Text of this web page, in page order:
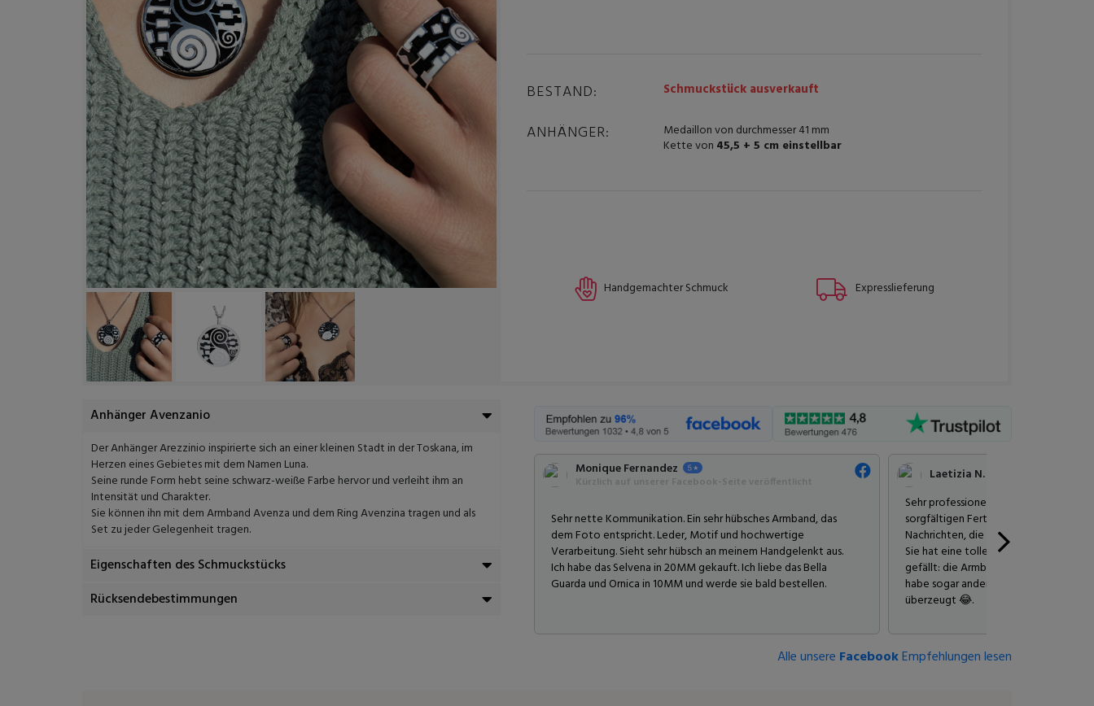
BESTAND: Schmuckstück ausverkauft
ANHÄNGER:
Medaillon von durchmesser 41 mm
Kette von 45,5 + 5 cm einstellbar
Handgemachter Schmuck Expresslieferung
Anhänger Avenzanio
Der Anhänger Arezzinio inspirierte sich an einer kleinen Stadt in der Toskana, im
Herzen eines Gebietes mit dem Namen Luna.
Seine runde Form hebt seine schwarz-weiße Farbe hervor und verleiht ihm an
Intensität und Charakter.
Sie können ihn mit dem Armband Avenza und dem Ring Avenzina tragen und als
Set zu jeder Gelegenheit tragen.
Eigenschaften des Schmuckstücks
Rücksendebestimmungen
Monique Fernandez
Sehr nette Kommunikation. Ein sehr hübsches Armband, das
dem Foto entspricht. Leder, Motif und hochwertige
Verarbeitung. Sieht sehr hübsch an meinem Handgelenkt aus.
Ich habe das Selvena in 20MM gekauft. Ich liebe das Bella
Guarda und Ornica in 10MM und werde sie bald bestellen.
Laetizia N.
Sehr professionelle Person, sowohl in
sorgfältigen Fertigung ihrer
Nachrichten, die ich zu meinen
Sie hat eine tolle Kollektion
gefällt: die Armbänder und
habe sogar andere Menschen in
überzeugt 😂.
Alle unsere FacebookEmpfehlungen lesen